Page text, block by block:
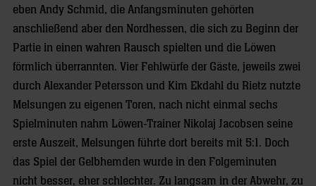
eben Andy Schmid, die Anfangsminuten gehörten
anschließend aber den Nordhessen, die sich zu Beginn der
Partie in einen wahren Rausch spielten und die Löwen
förmlich überrannten. Vier Fehlwürfe der Gäste, jeweils zwei
durch Alexander Petersson und Kim Ekdahl du Rietz nutzte
Melsungen zu eigenen Toren, nach nicht einmal sechs
Spielminuten nahm Löwen-Trainer Nikolaj Jacobsen seine
erste Auszeit, Melsungen führte dort bereits mit 5:1. Doch
das Spiel der Gelbhemden wurde in den Folgeminuten
nicht besser, eher schlechter. Zu langsam in der Abwehr, zu